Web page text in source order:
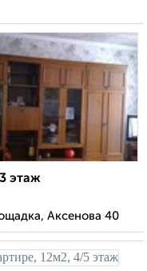
этаж
Аксенова 40